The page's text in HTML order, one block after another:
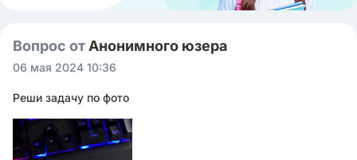
Вопрос от Анонимного юзера
06 мая 2024 10:36
Реши задачу по фото